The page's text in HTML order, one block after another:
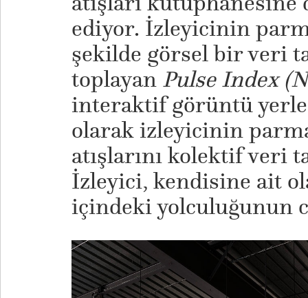
ediyor. İzleyicinin
şekilde görsel bir veri
toplayan Pulse Index
interaktif görüntü
olarak izleyicinin
atışlarını kolektif veri
İzleyici, kendisine ait
içindeki yolculuğunun